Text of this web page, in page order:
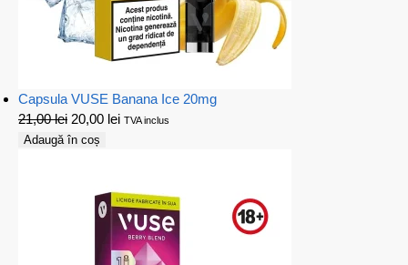
Capsula VUSE Banana Ice 20mg
21,00lei 20,00 lei TVA inclus
Adaugă în coș